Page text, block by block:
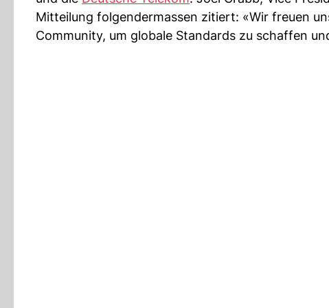
Mitteilung folgendermassen zitiert: «Wir freuen
Community, um globale Standards zu schaffen